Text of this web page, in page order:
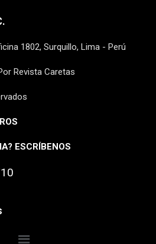
1802, Surquillo, Lima - Perú
Revista Caretas
ESCRÍBENOS